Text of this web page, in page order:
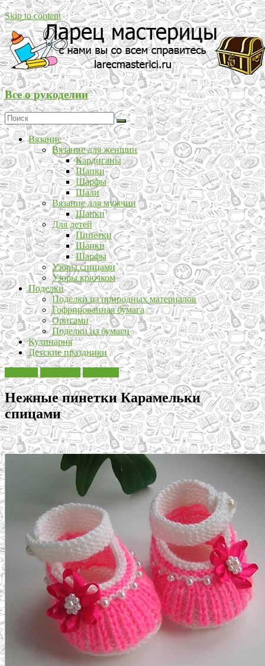
Skip to content
Все о рукоделии
Вязание
Вязание для женщин
Кардиганы
Шапки
Шарфы
Шали
Вязание для мужчин
Шапки
Для детей
Пинетки
Шапки
Шарфы
Узоры спицами
Узоры крючком
Поделки
Поделки из природных материалов
Гофрированная бумага
Оригами
Поделки из бумаги
Кулинария
Детские праздники
Нежные пинетки Карамельки
спицами